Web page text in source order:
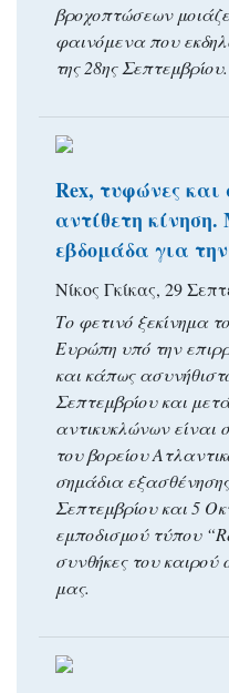
βροχοπτώσεων
φαινόμενα που
της 28ης Σεπτεμβρίου.
Rex, τυφώνες
αντίθετη
εβδομάδα για
Νίκος Γκίκας, 29
Το φετινό ξεκίνημα
Ευρώπη υπό την
και κάπως
Σεπτεμβρίου και
αντικυκλώνων είναι
του βορείου
σημάδια
Σεπτεμβρίου και 5
εμποδισμού τύπου
συνθήκες του
μας.